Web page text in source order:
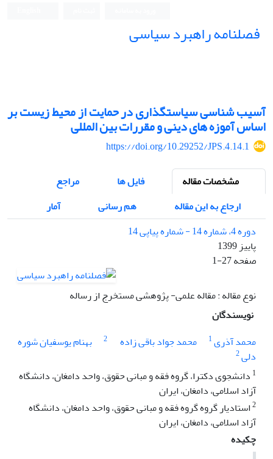
فصلنامه راهبرد سیاسی
آسیب شناسی سیاستگذاری در حمایت از محیط زیست بر
اساس آموزه های دینی و مقررات بین المللی
https://doi.org/10.29252/JPS.4.14.1
مشخصات مقاله
فایل ها
مراجع
ارجاع به این مقاله
هم رسانی
آمار
دوره 4، شماره 14 - شماره پیاپی 14
پاییز 1399
صفحه1-27
نوع مقاله : مقاله علمی- پژوهشی مستخرج از رساله
نویسندگان
محمد آذری1 محمد جواد باقی زاده 2
بهنام یوسفیان شوره
دلی2
1 دانشجوی دکترا، گروه فقه و مبانی حقوق، واحد دامغان، دانشگاه
آزاد اسلامی، دامغان، ایران
2استادیار گروه گروه فقه و مبانی حقوق، واحد دامغان، دانشگاه
آزاد اسلامی، دامغان، ایران
چکیده